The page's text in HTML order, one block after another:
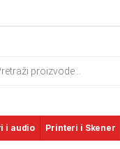
search
i audio Printeri i Skener